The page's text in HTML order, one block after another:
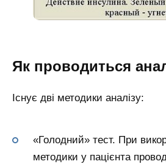
Як проводиться
Існує дві методики аналізу:
«Голодний» тест. При
методики у пацієнта